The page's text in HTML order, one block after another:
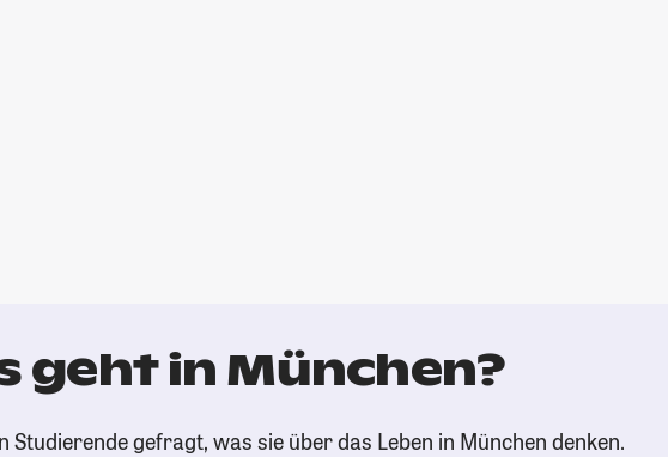
geht in München?
Studierende gefragt, was sie über das Leben in München denken.